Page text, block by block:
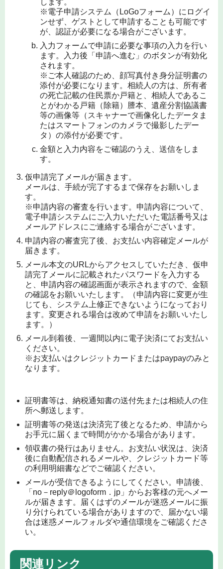
します。
※電子申請システム（LoGoフォーム）にログイ
ンせず、ゲストとして申請することも可能です
が、認証が必要になる場合がございます。
入力フォームで申請に必要な事項の入力を行い
ます。入力後「申請へ進む」のボタンが有効化
されます。
※ご本人確認のため、顔写真付き身分証明書の
添付が必要になります。相続人の方は、所有者
の死亡記載の住民票か戸籍と、相続人であるこ
とがわかる戸籍（除籍）謄本、遺産分割協議書
等の画像等（スキャナーで画像化したデータま
たはスマートフォンのカメラで撮影したデー
タ）の添付が必要です。
金額と入力内容をご確認のうえ、送信をしま
す。
仮申請完了メールが届きます。
メールは、手続が完了するまで保存をお願いしま
す。
※申請内容の審査を行います。申請内容について、
電子申請システムにご入力いただいた電話番号又は
メールアドレスにご連絡する場合がございます。
申請内容の審査完了後、お支払い内容確定メールが
届きます。
メール本文のURLからアクセスしていただき、仮申
請完了メールに記載されたパスワードを入力する
と、申請内容の確認画面が表示されますので、金額
の確認をお願いいたします。（申請内容に変更が生
じても、システム上修正できないようになっており
ます。変更される場合は改めて申請をお願いいたし
ます。）
メール到着後、一週間以内に電子決済にてお支払い
ください。
※お支払いはクレジットカードまたはpaypayのみと
なります。
証明書等は、納税通知書の送付先または相続人の住
所へ郵送します。
証明書等の発送は決済完了後となるため、申請から
お手元に届くまで時間がかかる場合があります。
領収書の発行はありません。お支払い状況は、決済
後に自動配信されるメールや、クレジットカード等
の利用明細書などでご確認ください。
メールが受信できるようにしてください。申請後、
「no－reply＠logoform．jp」からお客様の元へメー
ルが届きます。届くはずのメールが迷惑メールに振
り分けられている場合がありますので、届かない場
合は迷惑メールフォルダや通信環境をご確認くださ
い。
関連リンク